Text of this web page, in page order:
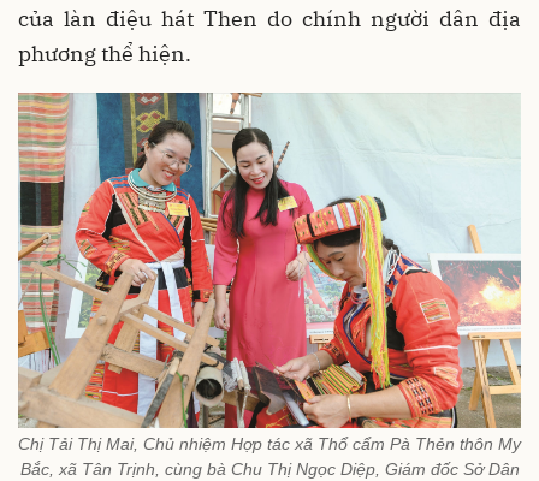
của làn điệu hát Then do chính người dân địa
phương thể hiện.
Chị Tải Thị Mai, Chủ nhiệm Hợp tác xã Thổ cẩm Pà Thẻn thôn My
Bắc, xã Tân Trịnh, cùng bà Chu Thị Ngọc Diệp, Giám đốc Sở Dân